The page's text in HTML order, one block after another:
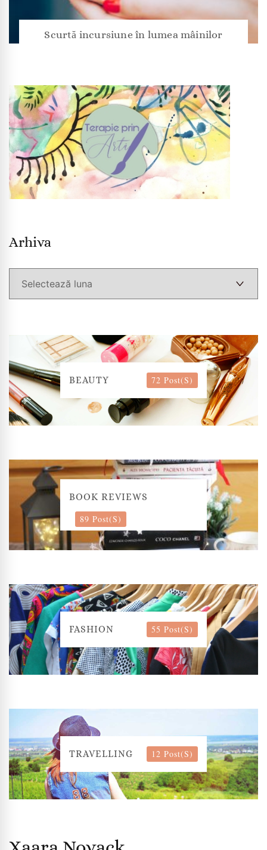
Scurtă incursiune în lumea mâinilor
Arhiva
BEAUTY 72 Post(s)
BOOK REVIEWS
89 Post(s)
FASHION 55 Post(s)
TRAVELLING 12 Post(s)